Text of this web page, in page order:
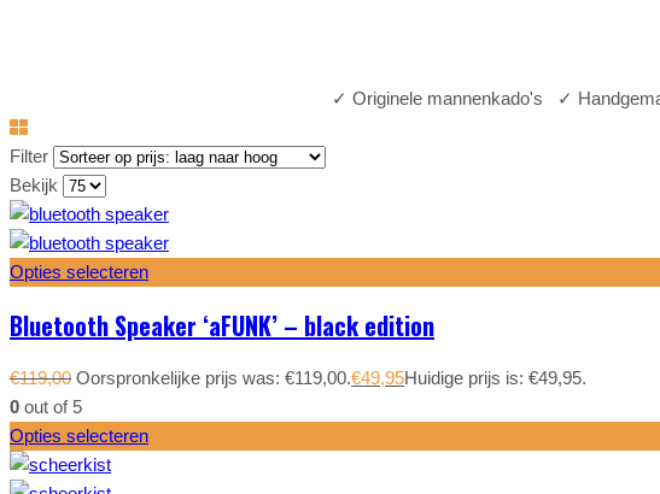
✓ Originele mannenkado's ✓
Filter
Bekijk
Opties selecteren
Bluetooth Speaker ‘aFUNK’ – black edition
€119,00 Oorspronkelijke prijs was: €119,00.€49,95Huidige prijs is: €49,95.
0 out of 5
Opties selecteren